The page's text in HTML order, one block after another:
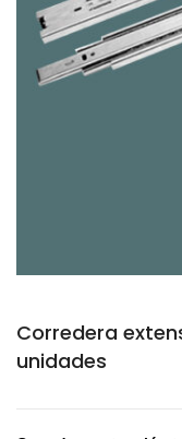
Corredera
unidades